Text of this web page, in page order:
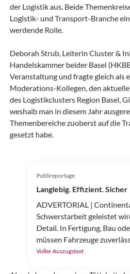
der Logistik aus. Beide
Logistik- und Transport-Branche
werdende Rolle.
Deborah Strub, Leiterin Cluster &
Handelskammer beider Basel
Veranstaltung und fragte gleich als
Moderations-Kollegen, den
des Logistikclusters Region Basel,
weshalb man in diesem Jahr
Themenbereiche zuoberst auf die
gesetzt habe.
Publireportage
Langlebig. Effizient. Sicher
ADVERTORIAL |
Schwerstarbeit geleistet
Detail. In Fertigung, Bau
müssen Fahrzeuge
und sicher arbeiten. Der
Voller Auszugstext